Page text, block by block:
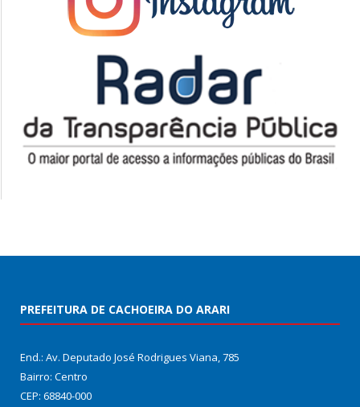
PREFEITURA DE CACHOEIRA DO ARARI
End.: Av. Deputado José Rodrigues Viana, 785
Bairro: Centro
CEP: 68840-000